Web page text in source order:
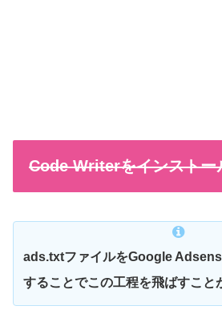
Code Writerをインストー
ads.txtファイルをGoogle
することでこの工程を飛ばすこと